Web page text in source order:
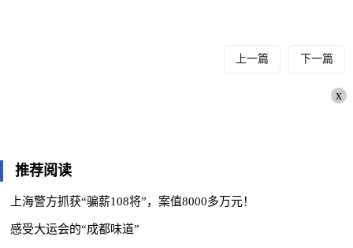
上一篇 下一篇
x
推荐阅读
上海警方抓获“骗薪108将”，案值8000多万元！
感受大运会的“成都味道”